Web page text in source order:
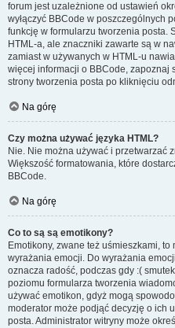
forum jest uzależnione od ustawień
wyłączyć BBCode w poszczególnych
funkcję w formularzu tworzenia posta.
HTML-a, ale znaczniki zawarte są w
zamiast w używanych w HTML-u
więcej informacji o BBCode, zapoznaj
strony tworzenia posta po kliknięciu
Na górę
Czy można używać języka HTML?
Nie. Nie można używać i przetwarzać
Większość formatowania, które
BBCode.
Na górę
Co to są są emotikony?
Emotikony, zwane też uśmieszkami,
wyrażania emocji. Do wyrażania
oznacza radość, podczas gdy :(
poziomu formularza tworzenia
używać emotikon, gdyż mogą
moderator może podjąć decyzję o ich
posta. Administrator witryny może